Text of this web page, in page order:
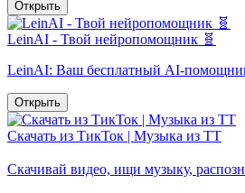
Открыть
LeinAI - Твой нейропомощник 🧬
LeinAI: Ваш бесплатный AI-
Открыть
Скачать из ТикТок | Музыка из ТТ
Скачивай видео, ищи музыку,